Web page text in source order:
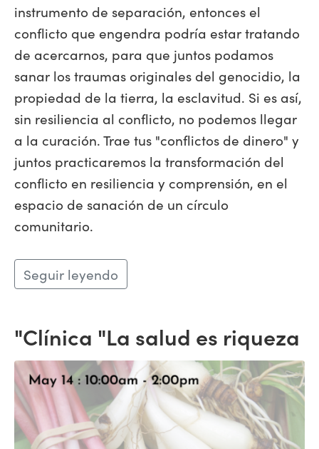
instrumento de separación, entonces el
conflicto que engendra podría estar tratando
de acercarnos, para que juntos podamos
sanar los traumas originales del genocidio, la
propiedad de la tierra, la esclavitud. Si es así,
sin resiliencia al conflicto, no podemos llegar
a la curación. Trae tus "conflictos de dinero" y
juntos practicaremos la transformación del
conflicto en resiliencia y comprensión, en el
espacio de sanación de un círculo
comunitario.
Seguir leyendo
"Clínica "La salud es riqueza